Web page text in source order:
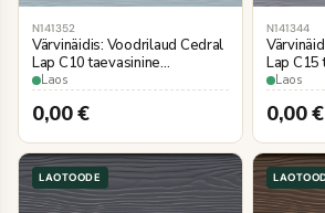
N141352
Värvinäidis: Voodrilaud Cedral
Lap C10 taevasinine
3600×190 mm
Laos
0,00€
N141344
Lap
mmLaos
0,00€
LAOTOODE